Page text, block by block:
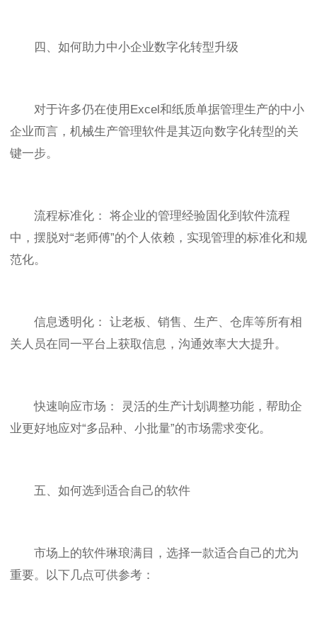
四、如何助力中小企业数字化转型升级
对于许多仍在使用Excel和纸质单据管理生产的中小
企业而言，机械生产管理软件是其迈向数字化转型的关
键一步。
流程标准化： 将企业的管理经验固化到软件流程
中，摆脱对“老师傅”的个人依赖，实现管理的标准化和规
范化。
信息透明化： 让老板、销售、生产、仓库等所有相
关人员在同一平台上获取信息，沟通效率大大提升。
快速响应市场： 灵活的生产计划调整功能，帮助企
业更好地应对“多品种、小批量”的市场需求变化。
五、如何选到适合自己的软件
市场上的软件琳琅满目，选择一款适合自己的尤为
重要。以下几点可供参考：